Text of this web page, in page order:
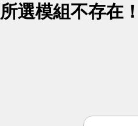
所選模組不存在！